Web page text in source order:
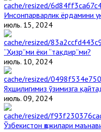
Инсонпарварлик ёрдамини
июль. 15, 2024
“Ҳизр”ми ёки “тақдир”ми?
июль. 10, 2024
Яхшилигимиз ўзимизга
июль. 09, 2024
Ўзбекистон ҳожилари